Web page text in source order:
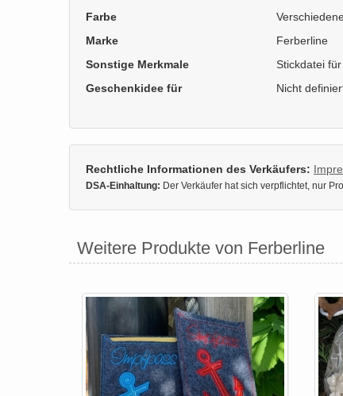
Farbe
Marke
Ferberline
Sonstige Merkmale
Stickdatei
Geschenkidee für
Nicht
Rechtliche Informationen des Verkäufers:
DSA-Einhaltung: Der Verkäufer hat sich verpflichtet, nur
Weitere Produkte von Ferberline